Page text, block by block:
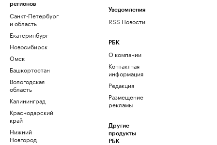
регионов
Санкт-Петербург
и область
Екатеринбург
Новосибирск
Омск
Башкортостан
Вологодская
область
Калининград
Краснодарский
край
Нижний
Новгород
Уведомления
RSS Новости
РБК
О компании
Контактная
информация
Редакция
Размещение
рекламы
Другие
продукты
РБК